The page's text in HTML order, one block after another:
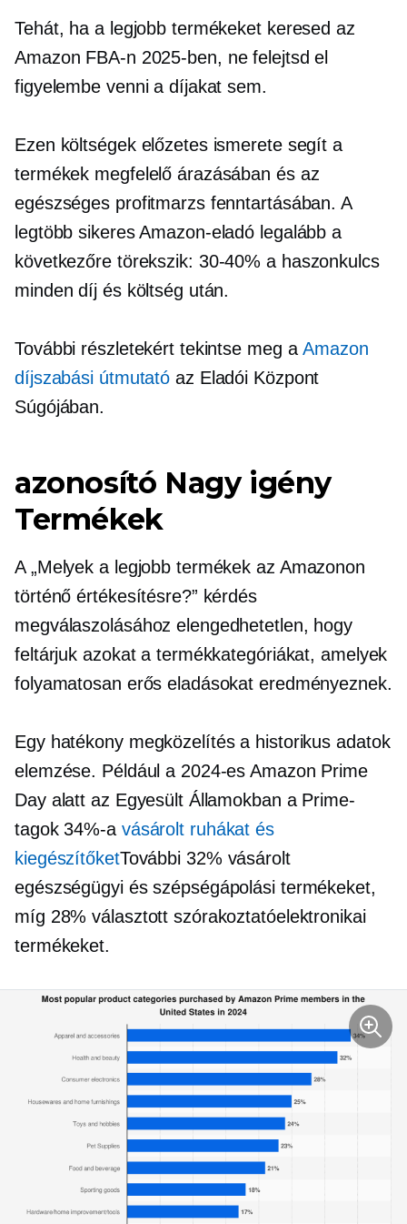
Tehát, ha a legjobb termékeket keresed az
Amazon FBA-n 2025-ben, ne felejtsd el
figyelembe venni a díjakat sem.
Ezen költségek előzetes ismerete segít a
termékek megfelelő árazásában és az
egészséges profitmarzs fenntartásában. A
legtöbb sikeres Amazon-eladó legalább a
következőre törekszik: 30-40% a haszonkulcs
minden díj és költség után.
További részletekért tekintse meg aAmazon
díjszabási útmutató az Eladói Központ
Súgójában.
azonosító Nagy igény
Termékek
A „Melyek a legjobb termékek az Amazonon
történő értékesítésre?” kérdés
megválaszolásához elengedhetetlen, hogy
feltárjuk azokat a termékkategóriákat, amelyek
folyamatosan erős eladásokat eredményeznek.
Egy hatékony megközelítés a historikus adatok
elemzése. Például a 2024-es Amazon Prime
Day alatt az Egyesült Államokban a Prime-
tagok 34%-a vásárolt ruhákat és
kiegészítőketTovábbi 32% vásárolt
egészségügyi és szépségápolási termékeket,
míg 28% választott szórakoztatóelektronikai
termékeket.